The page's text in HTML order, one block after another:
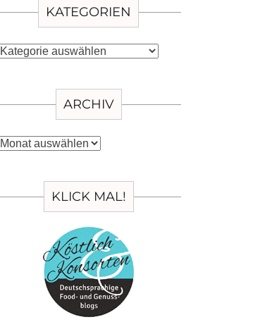
KATEGORIEN
Kategorien
ARCHIV
Archiv
KLICK MAL!